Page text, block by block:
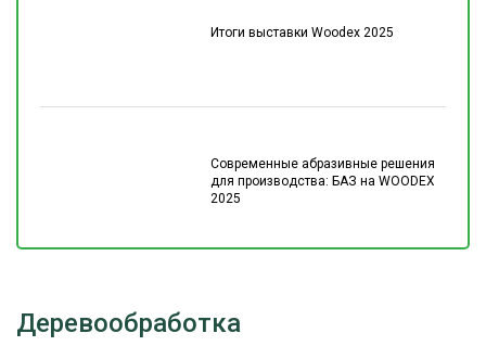
Итоги выставки Woodex 2025
Современные абразивные решения
для производства: БАЗ на WOODEX
2025
Деревообработка